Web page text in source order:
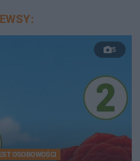
5
OSOBOWOŚCI